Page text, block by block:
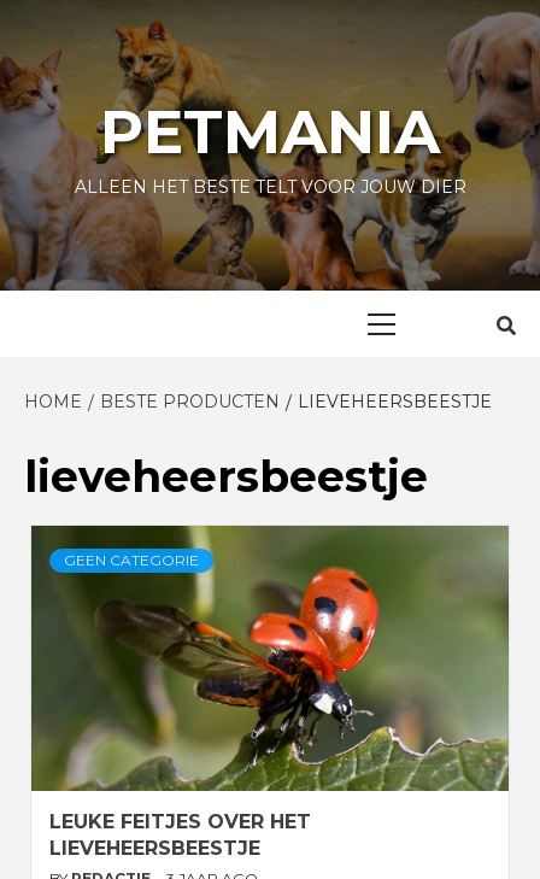
content
PETMANIA
ALLEEN HET BESTE TELT VOOR JOUW DIER
HOME BESTE PRODUCTEN LIEVEHEERSBEESTJE
lieveheersbeestje
GEEN CATEGORIE
LEUKE FEITJES OVER HET
LIEVEHEERSBEESTJE